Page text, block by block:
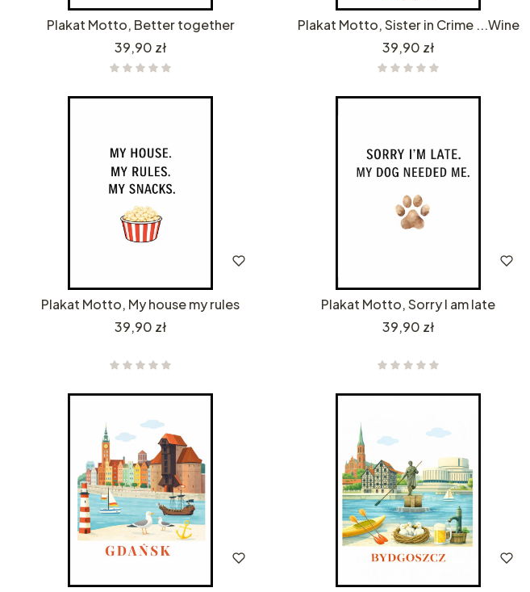
Plakat Motto, Better together
Cena
39,90 zł
Plakat Motto, Sister in Crime ...Wine
Cena
39,90 zł
Plakat Motto, My house my rules
Cena
39,90 zł
Plakat Motto, Sorry I am late
Cena
39,90 zł